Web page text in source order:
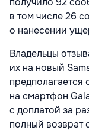
в том числе 26
о нанесении
Владельцы
их на новый
на смартфон
с доплатой за
полный возврат